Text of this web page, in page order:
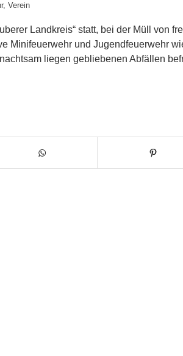
, Verein
Landkreis“ statt, bei der Müll von
Minifeuerwehr und Jugendfeuerwehr
liegen gebliebenen Abfällen